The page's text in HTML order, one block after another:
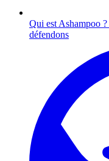
Qui est Ashampoo ?
défendons